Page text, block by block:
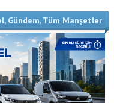
, Gündem,Tüm Manşetler